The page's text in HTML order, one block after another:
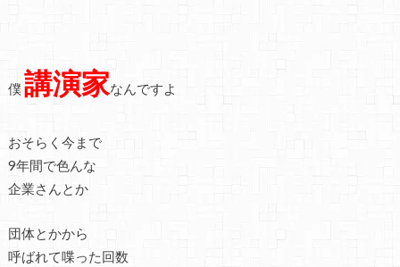
僕講演家なんですよ
おそらく今まで
9年間で色んな
企業さんとか
団体とかから
呼ばれて喋った回数